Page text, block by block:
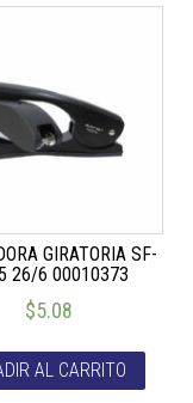
GIRATORIA SF-
26/6 00010373
$5.08
AL CARRITO